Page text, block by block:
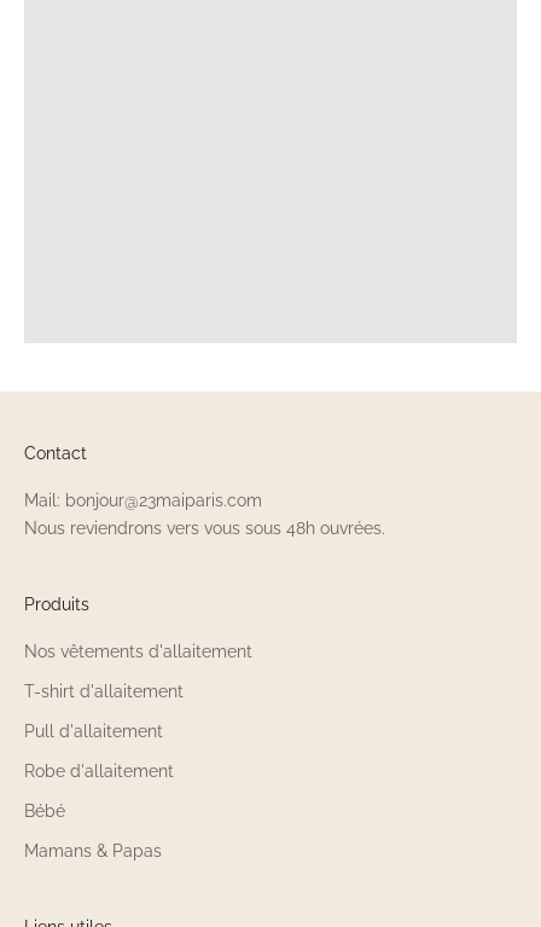
Contact
Mail: bonjour@23maiparis.com
Nous reviendrons vers vous sous 48h ouvrées.
Produits
Nos vêtements d'allaitement
T-shirt d'allaitement
Pull d'allaitement
Robe d'allaitement
Bébé
Mamans & Papas